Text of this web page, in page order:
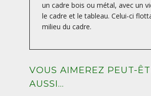
un cadre bois ou métal, avec un
le cadre et le tableau. Celui-ci
milieu du cadre.
VOUS AIMEREZ PEUT-
AUSSI…